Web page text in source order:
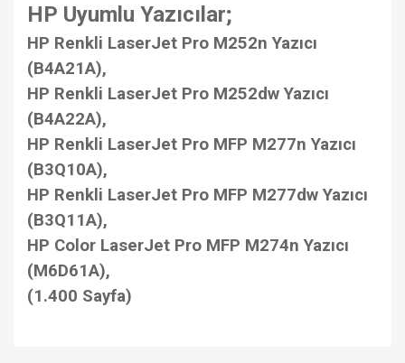
HP Uyumlu Yazıcılar;
HP Renkli LaserJet Pro M252n Yazıcı
(B4A21A),
HP Renkli LaserJet Pro M252dw Yazıcı
(B4A22A),
HP Renkli LaserJet Pro MFP M277n Yazıcı
(B3Q10A),
HP Renkli LaserJet Pro MFP M277dw Yazıcı
(B3Q11A),
HP Color LaserJet Pro MFP M274n Yazıcı
(M6D61A),
(1.400 Sayfa)